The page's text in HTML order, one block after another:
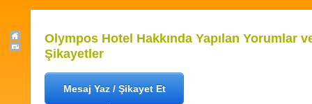
Olympos Hotel Hakkında Yapılan Yorumlar
Şikayetler
Mesaj Yaz / Şikayet Et